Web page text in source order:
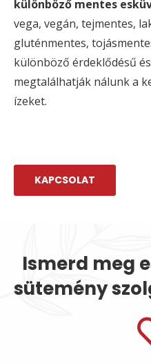
különböző mentes
vega, vegán, tejmentes,
gluténmentes,
különböző érdeklődésű
megtalálhatják nálunk a
ízeket.
KAPCSOLAT
Ismerd meg
sütemény